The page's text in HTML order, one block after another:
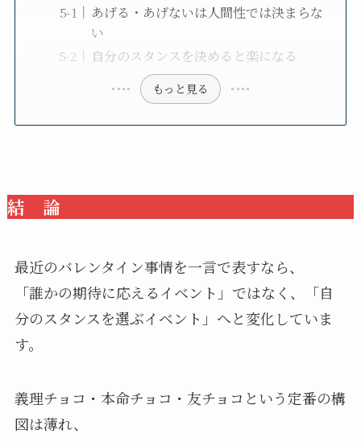
あげる・あげないは人間性では決まらな
い
自分のスタンスを決めると楽になる
もっと見る
結 論
最近のバレンタイン事情を一言で表すなら、
「誰かの期待に応えるイベント」ではなく、「自
分のスタンスを選ぶイベント」へと変化していま
す。
義理チョコ・本命チョコ・友チョコという定番の構
図は薄れ、